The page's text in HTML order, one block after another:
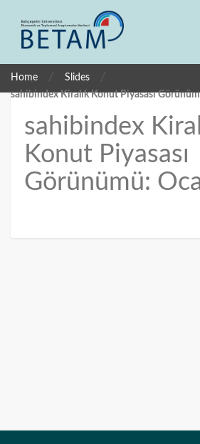
Home / Slides /
sahibindex Kiralık Konut Piyasası
sahibindex
Konut Piyasası
Görünümü: